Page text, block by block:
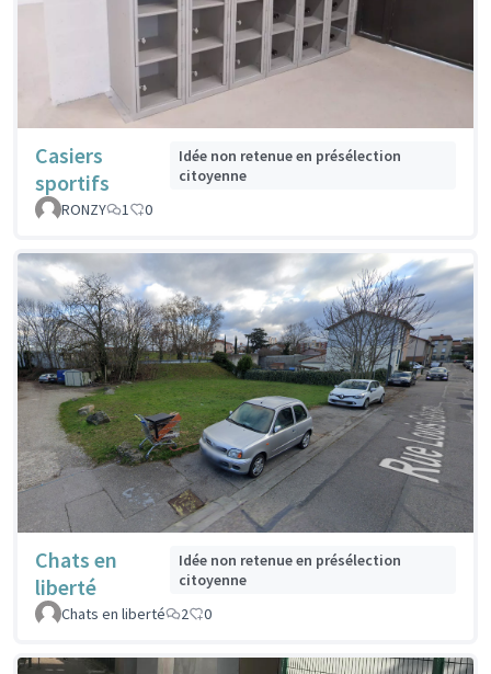
Casiers
sportifs
Idée non retenue en présélection
citoyenne
RONZY
1 0
Chats en
liberté
Idée non retenue en présélection
citoyenne
Chats en liberté
2 0